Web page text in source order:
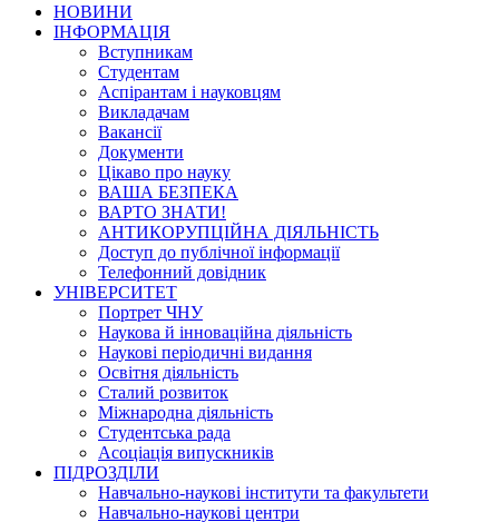
НОВИНИ
ІНФОРМАЦІЯ
Вступникам
Студентам
Аспірантам і науковцям
Викладачам
Вакансії
Документи
Цікаво про науку
ВАША БЕЗПЕКА
ВАРТО ЗНАТИ!
АНТИКОРУПЦІЙНА ДІЯЛЬНІСТЬ
Доступ до публічної інформації
Телефонний довідник
УНІВЕРСИТЕТ
Портрет ЧНУ
Наукова й інноваційна діяльність
Наукові періодичні видання
Освітня діяльність
Сталий розвиток
Міжнародна діяльність
Студентська рада
Асоціація випускників
ПІДРОЗДІЛИ
Навчально-наукові інститути та факультети
Навчально-наукові центри